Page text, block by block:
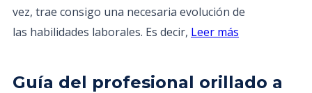
vez, trae consigo una necesaria evolución de
las habilidades laborales. Es decir, Leer más
Guía del profesional orillado a